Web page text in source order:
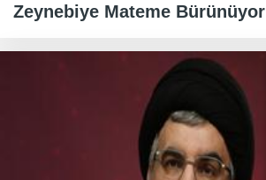
Zeynebiye Mateme Bürünüyor